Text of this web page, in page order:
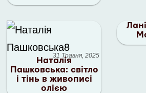
31 Травня, 2025
Наталія
Пашковська: світло
і тінь в живописі
олією